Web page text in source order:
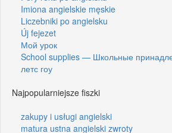
Imiona angielskie męskie
Liczebniki po angielsku
Új fejezet
Мой урок
School supplies — Школьные
летс гоу
Najpopularniejsze fiszki
zakupy i usługi angielski
matura ustna angielski zwroty